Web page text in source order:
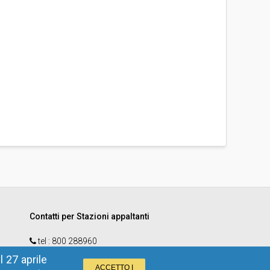
Contatti per Stazioni appaltanti
tel : 800 288960
email
e-procurement@provincia.bz.it
27 aprile
ACCETTO I